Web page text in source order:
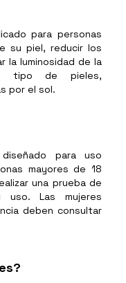
para personas
su piel, reducir los
la luminosidad de la
tipo de pieles,
por el sol.
para uso
mayores de 18
una prueba de
Las mujeres
deben consultar